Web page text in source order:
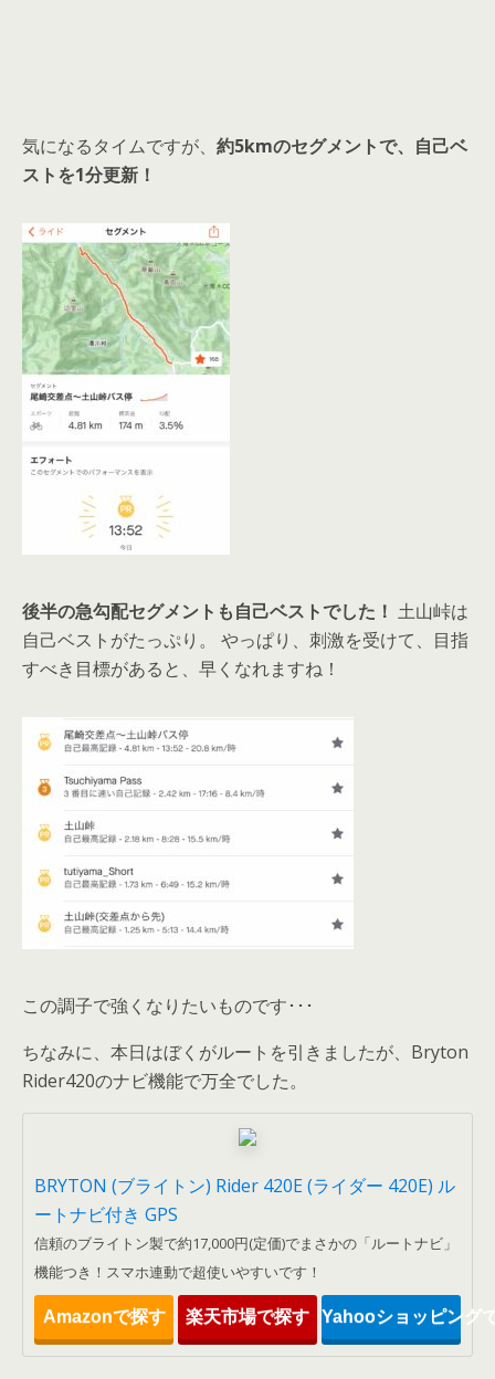
気になるタイムですが、 約5kmのセグメントで、自己ベ
ストを1分更新！
後半の急勾配セグメントも自己ベストでした！ 土山峠は
自己ベストがたっぷり。 やっぱり、刺激を受けて、目指
すべき目標があると、早くなれますね！
この調子で強くなりたいものです･･･
ちなみに、本日はぼくがルートを引きましたが、Bryton
Rider420のナビ機能で万全でした。
BRYTON (ブライトン) Rider 420E (ライダー 420E) ル
ートナビ付き GPS
信頼のブライトン製で約17,000円(定価)でまさかの「ルートナビ」
機能つき！スマホ連動で超使いやすいです！
Amazonで探す 楽天市場で探す Yahooショッピング